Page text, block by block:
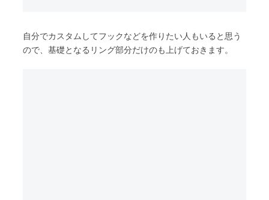
自分でカスタムしてフックなどを作りたい人もいると思う
ので、基礎となるリング部分だけのも上げておきます。